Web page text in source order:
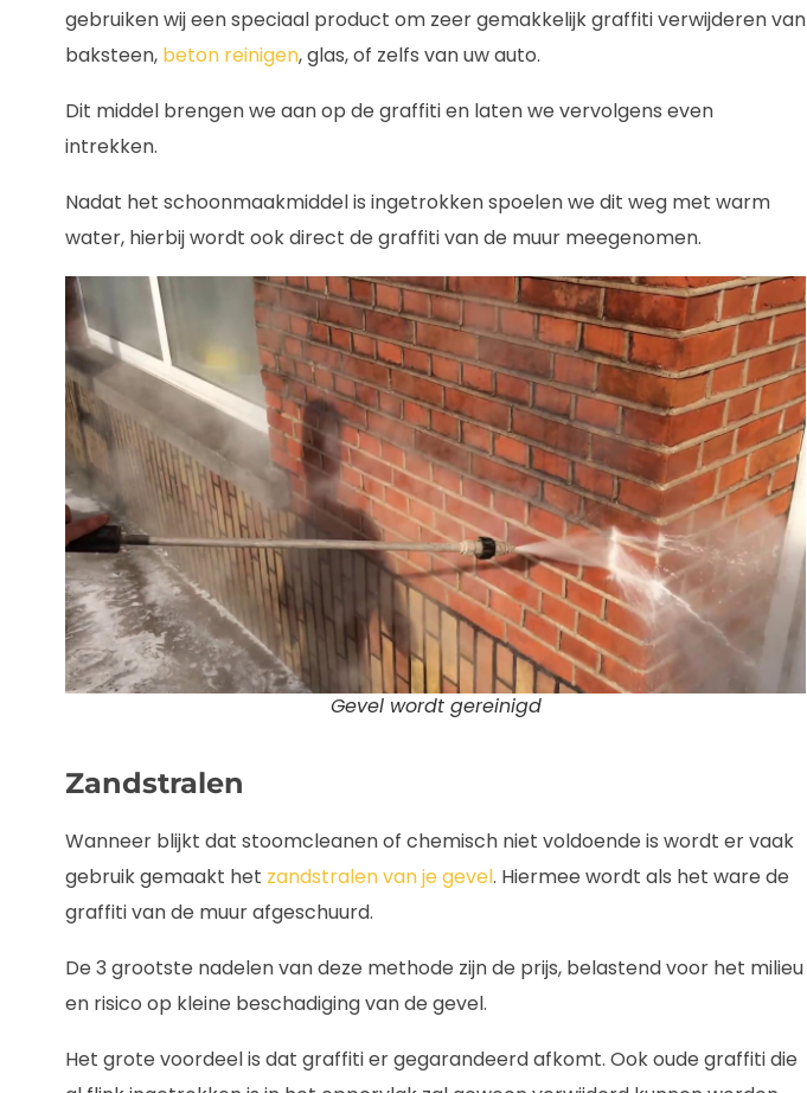
gebruiken wij een speciaal product om zeer gemakkelijk graffiti verwijderen van
baksteen, beton reinigen, glas, of zelfs van uw auto.
Dit middel brengen we aan op de graffiti en laten we vervolgens even
intrekken.
Nadat het schoonmaakmiddel is ingetrokken spoelen we dit weg met warm
water, hierbij wordt ook direct de graffiti van de muur meegenomen.
Gevel wordt gereinigd
Zandstralen
Wanneer blijkt dat stoomcleanen of chemisch niet voldoende is wordt er vaak
gebruik gemaakt het zandstralen van je gevel. Hiermee wordt als het ware de
graffiti van de muur afgeschuurd.
De 3 grootste nadelen van deze methode zijn de prijs, belastend voor het milieu
en risico op kleine beschadiging van de gevel.
Het grote voordeel is dat graffiti er gegarandeerd afkomt. Ook oude graffiti die